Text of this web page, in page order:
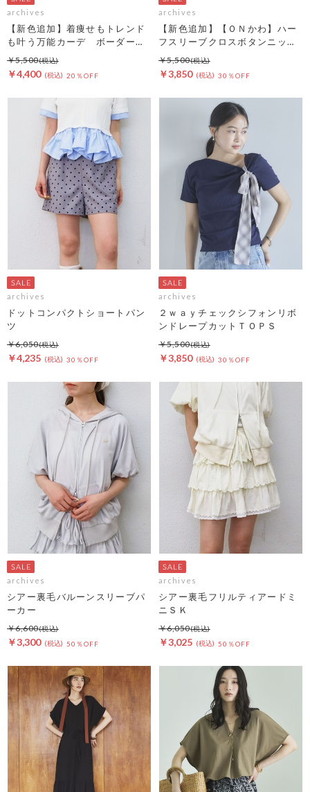
archives
【新色追加】着痩せもトレンド
も叶う万能カーデ ボーダーア
ソートハーフスリーブケーブル
ニットカーディガン
￥4,400 20％OFF
￥5,500
archives
【新色追加】【ＯＮかわ】ハー
フスリーブクロスボタンニット
カーディガン
￥3,850 30％OFF
￥5,500
archives
ドットコンパクトショートパン
ツ
￥4,235 30％OFF
￥6,050
archives
２ｗａｙチェックシフォンリボ
ンドレープカットＴＯＰＳ
￥3,850 30％OFF
￥5,500
archives
シアー裏毛バルーンスリーブパ
ーカー
￥3,300 50％OFF
￥6,600
archives
シアー裏毛フリルティアードミ
ニＳＫ
￥3,025 50％OFF
￥6,050